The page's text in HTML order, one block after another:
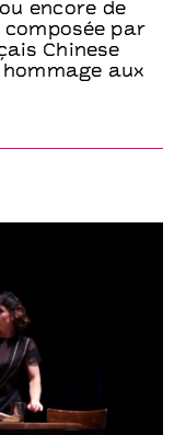
encore de
composée par
Chinese
aux